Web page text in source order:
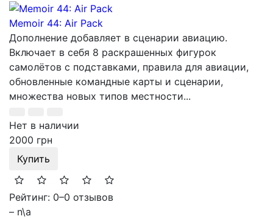
Memoir 44: Air Pack
Дополнение добавляет в сценарии авиацию.
Включает в себя 8 раскрашенных фигурок
самолётов с подставками, правила для авиации,
обновленные командные карты и сценарии,
множества новых типов местности...
Нет в наличии
2000 грн
Купить
Рейтинг: 0–0 отзывов
– n\a